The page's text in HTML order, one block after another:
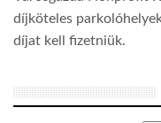
díjköteles
díjat kell fizetniük.